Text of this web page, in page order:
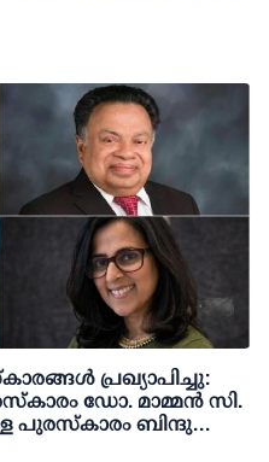
പ്രഖ്യാപിച്ചു:
ഡോ. മാമ്മന്‍ സി.
പുരസ്‌കാരം ബിന്ദു